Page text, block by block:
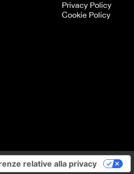
Privacy Policy
Cookie Policy
relative alla privacy